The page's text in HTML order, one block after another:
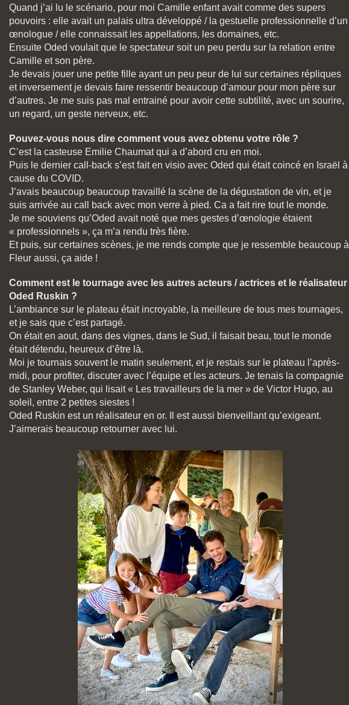
Quand j’ai lu le scénario, pour moi Camille enfant avait comme des supers
pouvoirs : elle avait un palais ultra développé / la gestuelle professionnelle d’un
œnologue / elle connaissait les appellations, les domaines, etc.
Ensuite Oded voulait que le spectateur soit un peu perdu sur la relation entre
Camille et son père.
Je devais jouer une petite fille ayant un peu peur de lui sur certaines répliques
et inversement je devais faire ressentir beaucoup d’amour pour mon père sur
d’autres. Je me suis pas mal entrainé pour avoir cette subtilité, avec un sourire,
un regard, un geste nerveux, etc.
Pouvez-vous nous dire comment vous avez obtenu votre rôle ?
C’est la casteuse Emilie Chaumat qui a d’abord cru en moi.
Puis le dernier call-back s’est fait en visio avec Oded qui était coincé en Israël à
cause du COVID.
J’avais beaucoup beaucoup travaillé la scène de la dégustation de vin, et je
suis arrivée au call back avec mon verre à pied. Ca a fait rire tout le monde.
Je me souviens qu’Oded avait noté que mes gestes d’œnologie étaient
« professionnels », ça m’a rendu très fière.
Et puis, sur certaines scènes, je me rends compte que je ressemble beaucoup à
Fleur aussi, ça aide !
Comment est le tournage avec les autres acteurs / actrices et le réalisateur
Oded Ruskin ?
L’ambiance sur le plateau était incroyable, la meilleure de tous mes tournages,
et je sais que c’est partagé.
On était en aout, dans des vignes, dans le Sud, il faisait beau, tout le monde
était détendu, heureux d’être là.
Moi je tournais souvent le matin seulement, et je restais sur le plateau l’après-
midi, pour profiter, discuter avec l’équipe et les acteurs. Je tenais la compagnie
de Stanley Weber, qui lisait « Les travailleurs de la mer » de Victor Hugo, au
soleil, entre 2 petites siestes !
Oded Ruskin est un réalisateur en or. Il est aussi bienveillant qu’exigeant.
J’aimerais beaucoup retourner avec lui.